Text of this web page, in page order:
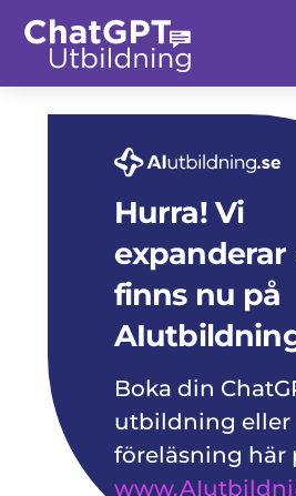
Skip
content
Hurra! Vi
expanderar
finns nu på
Boka din
utbildning eller
föreläsning här